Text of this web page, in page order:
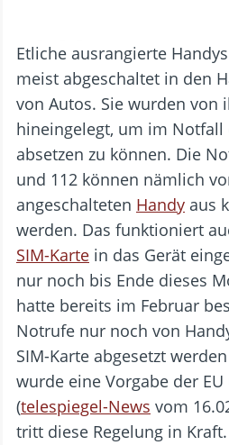
Etliche ausrangierte
meist abgeschaltet in den
von Autos. Sie wurden von
hineingelegt, um im
absetzen zu können. Die
und 112 können nämlich
angeschalteten Handy aus
werden. Das funktioniert
SIM-Karte in das Gerät
nur noch bis Ende dieses
hatte bereits im Februar
Notrufe nur noch von
SIM-Karte abgesetzt
wurde eine Vorgabe der EU
(telespiegel-News vom
tritt diese Regelung in